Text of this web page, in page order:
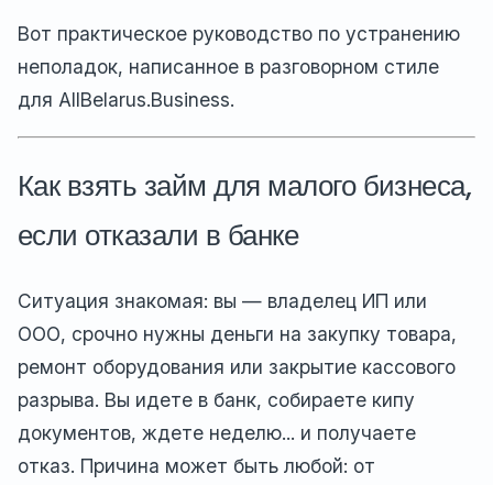
Вот практическое руководство по устранению
неполадок, написанное в разговорном стиле
для AllBelarus.Business.
Как взять займ для малого бизнеса,
если отказали в банке
Ситуация знакомая: вы — владелец ИП или
ООО, срочно нужны деньги на закупку товара,
ремонт оборудования или закрытие кассового
разрыва. Вы идете в банк, собираете кипу
документов, ждете неделю... и получаете
отказ. Причина может быть любой: от